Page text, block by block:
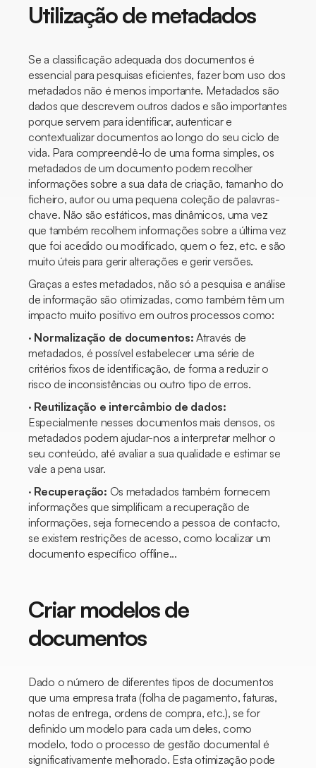
Utilização de metadados
Se a classificação adequada dos documentos é
essencial para pesquisas eficientes, fazer bom uso dos
metadados não é menos importante. Metadados são
dados que descrevem outros dados e são importantes
porque servem para identificar, autenticar e
contextualizar documentos ao longo do seu ciclo de
vida. Para compreendê-lo de uma forma simples, os
metadados de um documento podem recolher
informações sobre a sua data de criação, tamanho do
ficheiro, autor ou uma pequena coleção de palavras-
chave. Não são estáticos, mas dinâmicos, uma vez
que também recolhem informações sobre a última vez
que foi acedido ou modificado, quem o fez, etc. e são
muito úteis para gerir alterações e gerir versões.
Graças a estes metadados, não só a pesquisa e análise
de informação são otimizadas, como também têm um
impacto muito positivo em outros processos como:
· Normalização de documentos:Através de
metadados, é possível estabelecer uma série de
critérios fixos de identificação, de forma a reduzir o
risco de inconsistências ou outro tipo de erros.
· Reutilização e intercâmbio de dados:
Especialmente nesses documentos mais densos, os
metadados podem ajudar-nos a interpretar melhor o
seu conteúdo, até avaliar a sua qualidade e estimar se
vale a pena usar.
· Recuperação: Os metadados também fornecem
informações que simplificam a recuperação de
informações, seja fornecendo a pessoa de contacto,
se existem restrições de acesso, como localizar um
documento específico offline...
Criar modelos de
documentos
Dado o número de diferentes tipos de documentos
que uma empresa trata (folha de pagamento, faturas,
notas de entrega, ordens de compra, etc.), se for
definido um modelo para cada um deles, como
modelo, todo o processo de gestão documental é
significativamente melhorado. Esta otimização pode